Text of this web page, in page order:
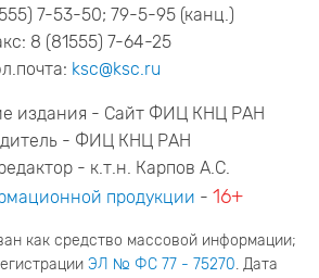
7-53-50; 79-5-95 (канц.)
8 (81555) 7-64-25
ksc@ksc.ru
издания - Сайт ФИЦ КНЦ РАН
- ФИЦ КНЦ РАН
- к.т.н. Карпов А.С.
продукции - 16+
как средство массовой информации;
ЭЛ № ФС 77 - 75270. Дата